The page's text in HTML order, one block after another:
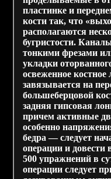
пластинке и
кости так, что
располагаются
бугристости.
тонкими фрезами
укладки
освеженное
завязывается на
большеберцовой
задняя гипсовая
причем активные
особенно
бедра — следует
операции и
500 упражнений в
операции следует